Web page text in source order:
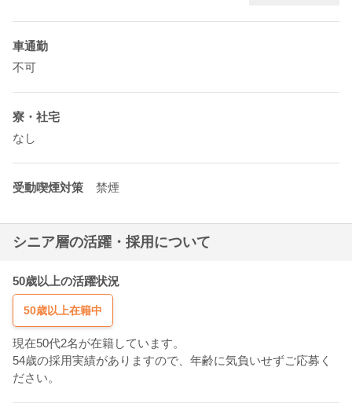
車通勤
不可
寮・社宅
なし
受動喫煙対策 禁煙
シニア層の活躍・採用について
50歳以上の活躍状況
50歳以上在籍中
現在50代2名が在籍しています。
54歳の採用実績がありますので、年齢に気負いせずご応募く
ださい。